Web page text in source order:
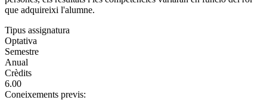
que adquireixi l'alumne.
Tipus assignatura
Optativa
Semestre
Anual
Crèdits
6.00
Coneixements previs: